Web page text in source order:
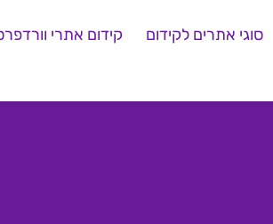
סוגי אתרים לקידום קידום אתרי